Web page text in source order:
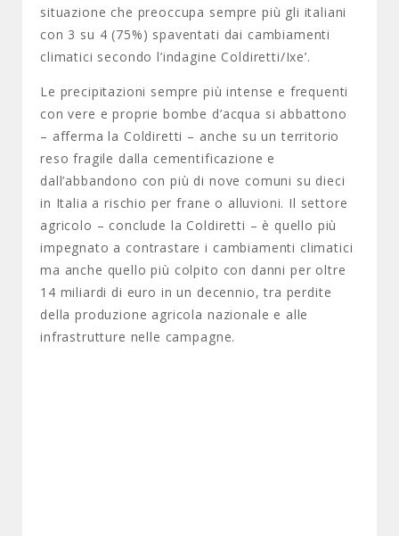
situazione che preoccupa sempre più gli italiani
con 3 su 4 (75%) spaventati dai cambiamenti
climatici secondo l’indagine Coldiretti/Ixe’.
Le precipitazioni sempre più intense e frequenti
con vere e proprie bombe d’acqua si abbattono
– afferma la Coldiretti – anche su un territorio
reso fragile dalla cementificazione e
dall’abbandono con più di nove comuni su dieci
in Italia a rischio per frane o alluvioni. Il settore
agricolo – conclude la Coldiretti – è quello più
impegnato a contrastare i cambiamenti climatici
ma anche quello più colpito con danni per oltre
14 miliardi di euro in un decennio, tra perdite
della produzione agricola nazionale e alle
infrastrutture nelle campagne.